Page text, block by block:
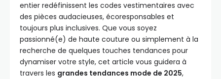
entier redéfinissent les codes vestimentaires avec
des pièces audacieuses, écoresponsables et
toujours plus inclusives. Que vous soyez
passionné(e) de haute couture ou simplement à la
recherche de quelques touches tendances pour
dynamiser votre style, cet article vous guidera à
travers les grandes tendances mode de 2025,